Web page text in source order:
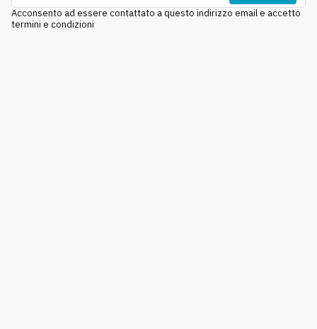
Acconsento ad essere contattato a questo indirizzo email e accetto
termini e condizioni